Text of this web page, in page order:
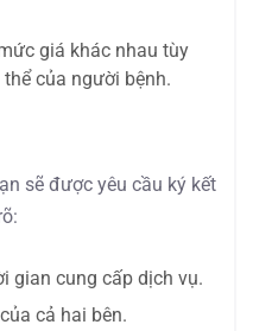
giá khác nhau tùy
của người bệnh.
sẽ được yêu cầu ký kết
gian cung cấp dịch vụ.
cả hai bên.